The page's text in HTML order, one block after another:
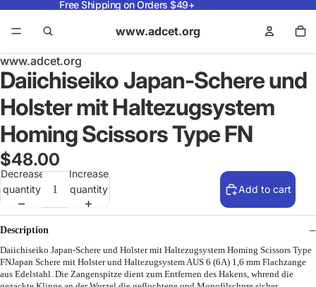
Free Shipping on Orders $49+
www.adcet.org
www.adcet.org
Daiichiseiko Japan-Schere und
Holster mit Haltezugsystem
Homing Scissors Type FN
$48.00
Decrease
quantity
Increase
quantity
Add to cart
Description
Daiichiseiko Japan-Schere und Holster mit Haltezugsystem Homing Scissors Type
FNJapan Schere mit Holster und Haltezugsystem AUS 6 (6A) 1,6 mm Flachzange
aus Edelstahl. Die Zangenspitze dient zum Entfernen des Hakens, whrend die